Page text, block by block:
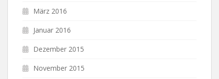
März 2016
Januar 2016
Dezember 2015
November 2015